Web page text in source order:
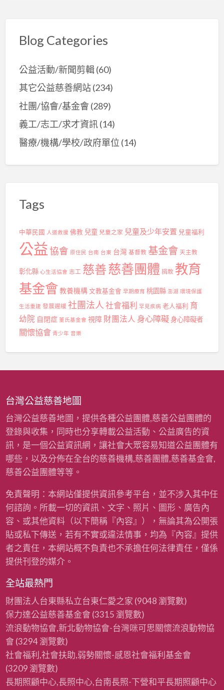
Blog Categories
公益活動/新聞剪輯(60)
其它公益慈善網站(234)
社團/協會/基金會 (289)
義工/志工/求才資訊(14)
醫療/機構/學校/政府單位 (14)
Tags
中華民國 人道救援 佛教 兒童 兒童之家 兒童及少年安置 兒童福利
公益協會 原住民 台南 台東 台灣 基督教 基金會 天主教
彰化縣 心生活協會 志工 慈善慈善團體 捐款 教育
基金會教養機構 文教基金會 早期療育 桃園縣 澎湖 環境保護
生活重建 發展遲緩 社團法人 社會福利 罕見疾病 老人福利 育
幼院 自閉症 董氏基金會 視障 財團法人 身心障礙 身心障礙者
關懷協會 青少年 音樂
台灣公益慈善地圖
台灣公益慈善地圖，提供各種公益團體,慈善公益團體的
登錄與收集，同時也分享轉載公益活動、公益廣告的資
訊，是一個公益資訊網，讓社會大眾容易知道公益團體有
哪些，以及分佈在全台的慈善機構,慈善團體,慈善基金會,
慈善公益團體等等。
免責聲明：本網站僅提供資訊參考平台，並不涉入其中任
何諮詢。所載一切的資訊、文字、照片、圖形、廣告內
容、或其他資料（以下簡稱『內容』），無論其為公開張
貼或私下傳送，若有不實或違法情事，均為『內容』提供
者之責任，本網站概不負責也不承擔任何法律責任，僅係
提供刊登的媒介。
全站最熱門
財團法人台東縣私立台東仁愛之家 (9048 瀏覽數)
保力達公益慈善基金會 (3315 瀏覽數)
流浪動物協會,新北動物協會-台灣咪可思關懷流浪動物協
會 (3294 瀏覽數)
社會福利,社會扶助,弱勢關懷-感恩社會福利基金會
(3209 瀏覽數)
長期照顧中心,長照中心,台南長照-下營和平長期照顧中心